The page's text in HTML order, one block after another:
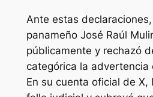
Ante estas
panameño José Raúl
públicamente y rechazó
categórica la advertencia
En su cuenta oficial de